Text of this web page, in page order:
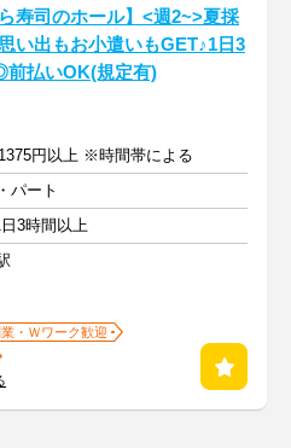
ら寿司のホール】<週2~>夏採
い出もお小遣いもGET♪1日3
前払いOK(規定有)
円以上 ※時間帯による
パート
3時間以上
・Ｗワーク歓迎